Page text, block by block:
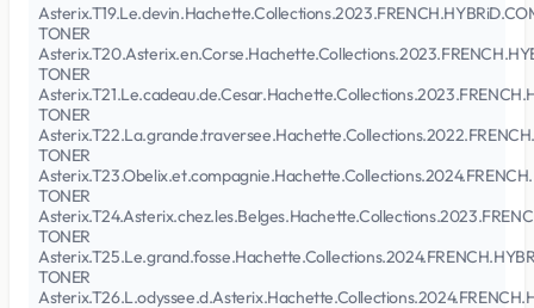
TONER
TONER
TONER
TONER
TONER
TONER
TONER